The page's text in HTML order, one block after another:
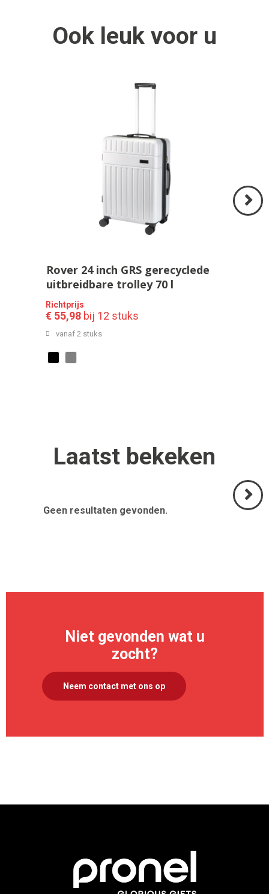
Ook leuk voor u
Rover 24 inch GRS gerecyclede
uitbreidbare trolley 70 l
Richtprijs
€ 55,98 bij 12 stuks
vanaf 2 stuks
Laatst bekeken
Geen resultaten gevonden.
Niet gevonden wat u
zocht?
Neem contact met ons op